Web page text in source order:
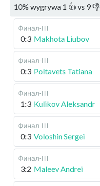
10% wygrywa 1 👍 vs 9👎
Финал-III
0:3 Makhota Liubov
Финал-III
0:3 Poltavets Tatiana
Финал-III
1:3 Kulikov Aleksandr
Финал-III
0:3 Voloshin Sergei
Финал-III
3:2 Maleev Andrei